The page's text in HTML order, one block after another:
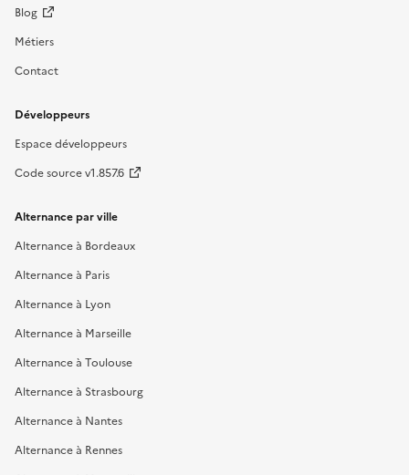
Blog
Métiers
Contact
Développeurs
Espace développeurs
Code source v1.857.6
Alternance par ville
Alternance à Bordeaux
Alternance à Paris
Alternance à Lyon
Alternance à Marseille
Alternance à Toulouse
Alternance à Strasbourg
Alternance à Nantes
Alternance à Rennes